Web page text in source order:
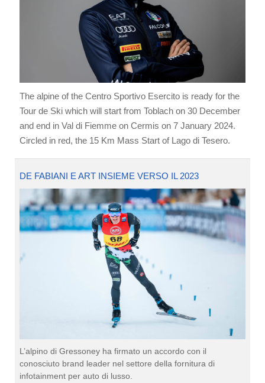
The alpine of the Centro Sportivo Esercito is ready for the
Tour de Ski which will start from Toblach on 30 December
and end in Val di Fiemme on Cermis on 7 January 2024.
Circled in red, the 15 Km Mass Start of Lago di Tesero.
DE FABIANI E ART INSIEME VERSO IL 2023
L’alpino di Gressoney ha firmato un accordo con il
conosciuto brand leader nel settore della fornitura di
infotainment per auto di lusso.